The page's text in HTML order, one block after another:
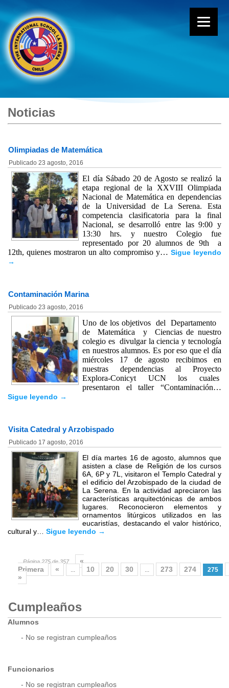
Noticias
Olimpiadas de Matemática
Publicado 23 agosto, 2016
El día Sábado 20 de Agosto se realizó la
etapa regional de la XXVIII Olimpiada
Nacional de Matemática en dependencias
de la Universidad de La Serena. Esta
competencia clasificatoria para la final
Nacional, se desarrolló entre las 9:00 y
13:30 hrs. y nuestro Colegio fue
representado por 20 alumnos de 9th a
12th, quienes mostraron un alto compromiso y… Sigue leyendo
→
Contaminación Marina
Publicado 23 agosto, 2016
Uno de los objetivos del Departamento
de Matemática y Ciencias de nuestro
colegio es divulgar la ciencia y tecnología
en nuestros alumnos. Es por eso que el día
miércoles 17 de agosto recibimos en
nuestras dependencias al Proyecto
Explora-Conicyt UCN los cuales
presentaron el taller “Contaminación…
Sigue leyendo →
Visita Catedral y Arzobispado
Publicado 17 agosto, 2016
El día martes 16 de agosto, alumnos que
asisten a clase de Religión de los cursos
6A, 6P y 7L, visitaron el Templo Catedral y
el edificio del Arzobispado de la ciudad de
La Serena. En la actividad apreciaron las
características arquitectónicas de ambos
lugares. Reconocieron elementos y
ornamentos litúrgicos utilizados en las
eucaristías, destacando el valor histórico,
cultural y…Sigue leyendo →
Página 275 de 357
«
Primera
« ... 10 20 30 ... 273 274 275
»
Cumpleaños
Alumnos
- No se registran cumpleaños
Funcionarios
- No se registran cumpleaños